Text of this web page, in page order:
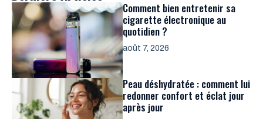
Comment bien entretenir sa
cigarette électronique au
quotidien ?
août 7, 2026
Peau déshydratée : comment lui
redonner confort et éclat jour
après jour